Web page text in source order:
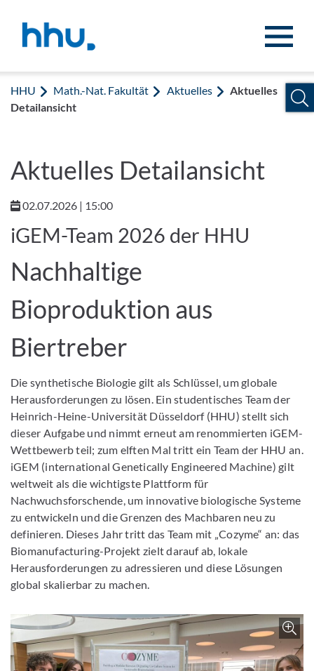
HHU Math.-Nat. Fakultät Aktuelles
Aktuelles
Detailansicht
Aktuelles Detailansicht
02.07.2026 | 15:00
iGEM-Team 2026 der HHU
Nachhaltige
Bioproduktion aus
Biertreber
Die synthetische Biologie gilt als Schlüssel, um globale
Herausforderungen zu lösen. Ein studentisches Team der
Heinrich-Heine-Universität Düsseldorf (HHU) stellt sich
dieser Aufgabe und nimmt erneut am renommierten iGEM-
Wettbewerb teil; zum elften Mal tritt ein Team der HHU an.
iGEM (international Genetically Engineered Machine) gilt
weltweit als die wichtigste Plattform für
Nachwuchsforschende, um innovative biologische Systeme
zu entwickeln und die Grenzen des Machbaren neu zu
definieren. Dieses Jahr tritt das Team mit „Cozyme“ an: das
Biomanufacturing-Projekt zielt darauf ab, lokale
Herausforderungen zu adressieren und diese Lösungen
global skalierbar zu machen.